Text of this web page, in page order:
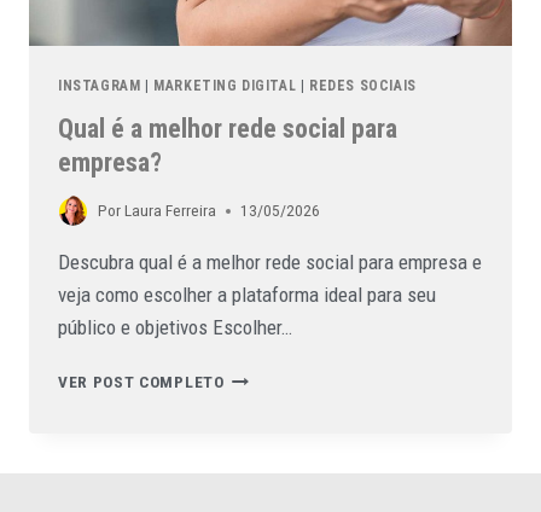
INSTAGRAM | MARKETING DIGITAL | REDES SOCIAIS
Qual é a melhor rede social para
empresa?
PorLaura Ferreira 13/05/2026
Descubra qual é a melhor rede social para empresa e
veja como escolher a plataforma ideal para seu
público e objetivos Escolher…
VER POST COMPLETO